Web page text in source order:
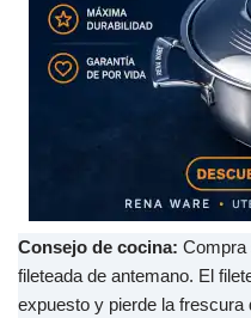
Consejo de cocina: Compra
fileteada de antemano. El
expuesto y pierde la frescura